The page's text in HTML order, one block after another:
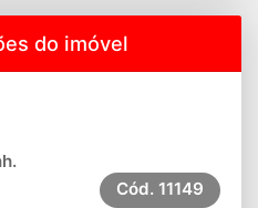
do imóvel
Cód. 11149